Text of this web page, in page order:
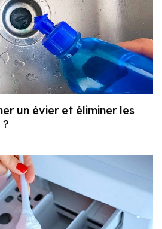
un évier et éliminer les